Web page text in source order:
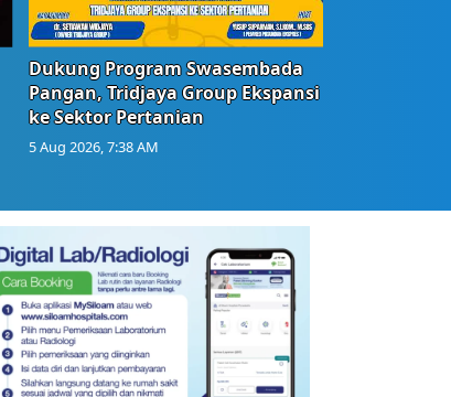
Dukung Program Swasembada
Pangan, Tridjaya Group Ekspansi
ke Sektor Pertanian
5 Aug 2026, 7:38 AM